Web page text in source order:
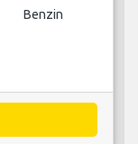
Benzin